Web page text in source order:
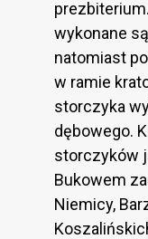
wykonane
natomiast
w ramie
storczyka
dębowego.
storczyków
Bukowem
Niemicy,